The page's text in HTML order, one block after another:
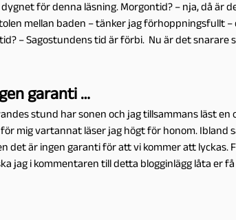
för denna läsning. Morgontid? – nja, då är
mellan baden – tänker jag förhoppningsfullt –
– Sagostundens tid är förbi. Nu är det snarare
garanti …
stund har sonen och jag tillsammans läst en
mig vartannat läser jag högt för honom. Ibland
det är ingen garanti för att vi kommer att lyckas.
jag i kommentaren till detta blogginlägg låta er